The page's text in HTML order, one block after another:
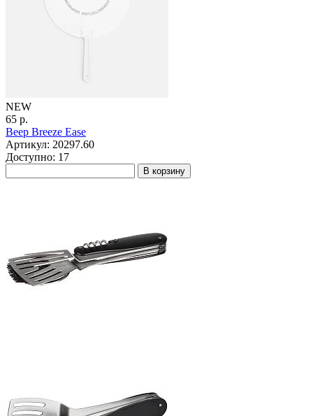
NEW
65 р.
Веер Breeze Ease
Артикул: 20297.60
Доступно: 17
В корзину